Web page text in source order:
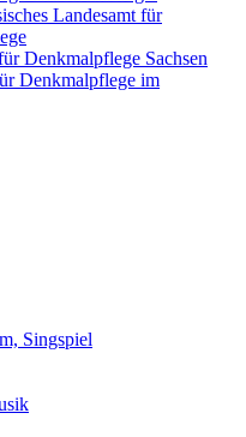
Landesamt für
Denkmalpflege Sachsen
Denkmalpflege im
Singspiel